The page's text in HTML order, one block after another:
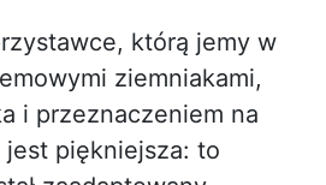
którą jemy w
ziemniakami,
i przeznaczeniem na
piękniejsza: to